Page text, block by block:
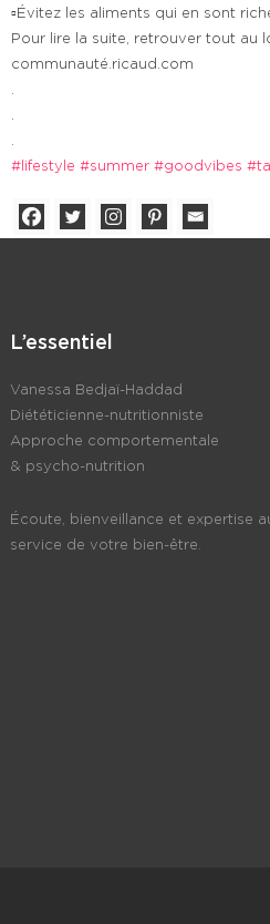
▫️Évitez les aliments qui en sont
Pour lire la suite, retrouver tout au
communauté.ricaud.com
#lifestyle #summer #goodvibes
L’essentiel
Vanessa Bedjaï-Haddad
Diététicienne-nutritionniste
Approche comportementale
& psycho-nutrition
Écoute, bienveillance et expertise
service de votre bien-être.